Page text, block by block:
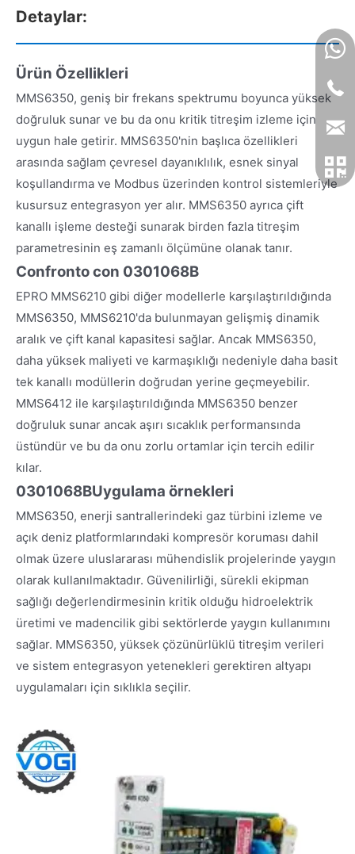
Detaylar:
Ürün Özellikleri
MMS6350, geniş bir frekans spektrumu boyunca yüksek
doğruluk sunar ve bu da onu kritik titreşim izleme için
uygun hale getirir. MMS6350'nin başlıca özellikleri
arasında sağlam çevresel dayanıklılık, esnek sinyal
koşullandırma ve Modbus üzerinden kontrol sistemleriyle
kusursuz entegrasyon yer alır. MMS6350 ayrıca çift
kanallı işleme desteği sunarak birden fazla titreşim
parametresinin eş zamanlı ölçümüne olanak tanır.
Confronto con 0301068B
EPRO MMS6210 gibi diğer modellerle karşılaştırıldığında
MMS6350, MMS6210'da bulunmayan gelişmiş dinamik
aralık ve çift kanal kapasitesi sağlar. Ancak MMS6350,
daha yüksek maliyeti ve karmaşıklığı nedeniyle daha basit
tek kanallı modüllerin doğrudan yerine geçmeyebilir.
MMS6412 ile karşılaştırıldığında MMS6350 benzer
doğruluk sunar ancak aşırı sıcaklık performansında
üstündür ve bu da onu zorlu ortamlar için tercih edilir
kılar.
0301068BUygulama örnekleri
MMS6350, enerji santrallerindeki gaz türbini izleme ve
açık deniz platformlarındaki kompresör koruması dahil
olmak üzere uluslararası mühendislik projelerinde yaygın
olarak kullanılmaktadır. Güvenilirliği, sürekli ekipman
sağlığı değerlendirmesinin kritik olduğu hidroelektrik
üretimi ve madencilik gibi sektörlerde yaygın kullanımını
sağlar. MMS6350, yüksek çözünürlüklü titreşim verileri
ve sistem entegrasyon yetenekleri gerektiren altyapı
uygulamaları için sıklıkla seçilir.